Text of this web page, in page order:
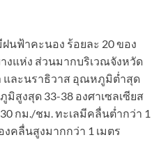
นฟ้าคะนอง ร้อยละ 20 ของ
แห่ง ส่วนมากบริเวณจังหวัด
และนราธิวาส อุณหภูมิต่ำสุด
มิสูงสุด 33-38 องศาเซลเซียส
กม./ชม. ทะเลมีคลื่นต่ำกว่า 1
คลื่นสูงมากกว่า 1 เมตร